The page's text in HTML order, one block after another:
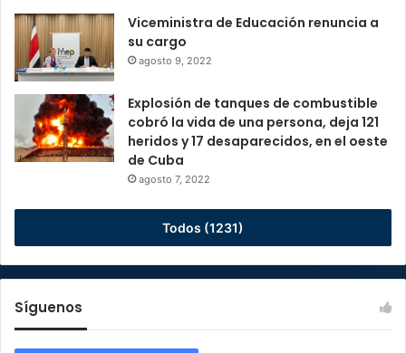
Viceministra de Educación renuncia a
su cargo
agosto 9, 2022
Explosión de tanques de combustible
cobró la vida de una persona, deja 121
heridos y 17 desaparecidos, en el oeste
de Cuba
agosto 7, 2022
Todos (1231)
Síguenos